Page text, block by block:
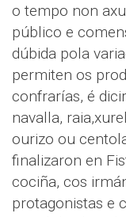
o tempo non
público e
dúbida pola
permiten os
confrarías, é
navalla,
ourizo ou
finalizaron en
cociña, cos
protagonistas e